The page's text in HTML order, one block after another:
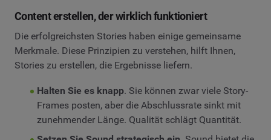
Content erstellen, der wirklich funktioniert
Die erfolgreichsten Stories haben einige gemeinsame
Merkmale. Diese Prinzipien zu verstehen, hilft Ihnen,
Stories zu erstellen, die Ergebnisse liefern.
Halten Sie es knapp. Sie können zwar viele Story-
Frames posten, aber die Abschlussrate sinkt mit
zunehmender Länge. Qualität schlägt Quantität.